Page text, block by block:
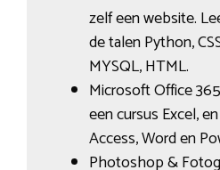
zelf een website.
de talen Python,
MYSQL, HTML.
Microsoft Office
een cursus Excel,
Access, Word en
Photoshop &